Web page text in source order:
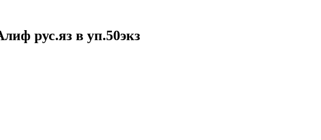
рус.яз в уп.50экз